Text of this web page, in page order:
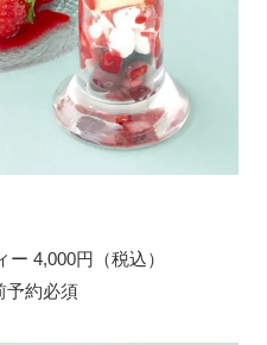
4,000円（税込）
予約必須